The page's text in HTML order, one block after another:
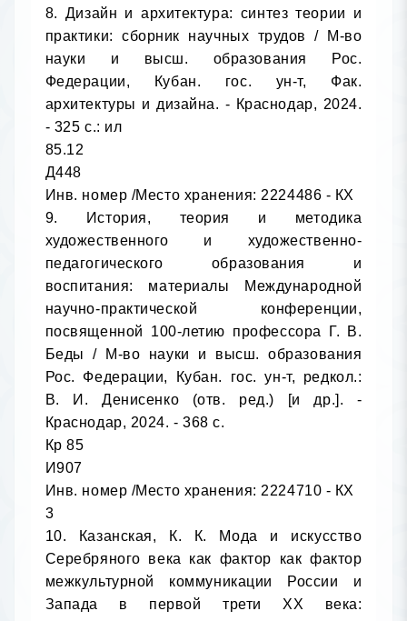
8. Дизайн и архитектура: синтез теории и
практики: сборник научных трудов / М-во
науки и высш. образования Рос.
Федерации, Кубан. гос. ун-т, Фак.
архитектуры и дизайна. - Краснодар, 2024.
- 325 с.: ил
85.12
Д448
Инв. номер /Место хранения: 2224486 - КХ
9. История, теория и методика
художественного и художественно-
педагогического образования и
воспитания: материалы Международной
научно-практической конференции,
посвященной 100-летию профессора Г. В.
Беды / М-во науки и высш. образования
Рос. Федерации, Кубан. гос. ун-т, редкол.:
В. И. Денисенко (отв. ред.) [и др.]. -
Краснодар, 2024. - 368 с.
Кр 85
И907
Инв. номер /Место хранения: 2224710 - КХ
3
10. Казанская, К. К. Мода и искусство
Серебряного века как фактор как фактор
межкультурной коммуникации России и
Запада в первой трети ХХ века: